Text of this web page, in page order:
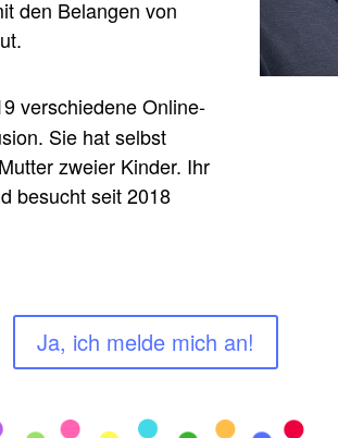
den Belangen von
verschiedene Online-
Sie hat selbst
zweier Kinder. Ihr
besucht seit 2018
Ja, ich melde mich an!